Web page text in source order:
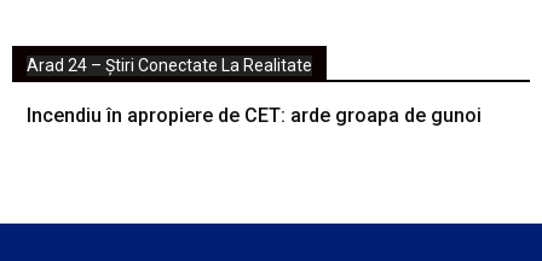
Arad 24 – Știri Conectate La Realitate
Incendiu în apropiere de CET: arde groapa de gunoi